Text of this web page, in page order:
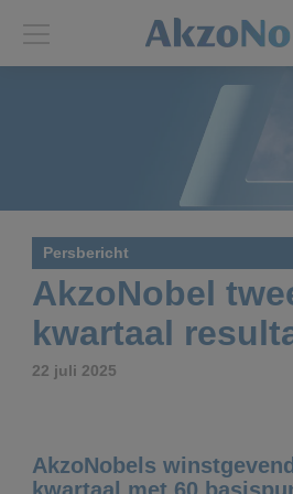
About us
Annual report
Brands
Investors
Shares and ADRs
Results center
Persbericht
AkzoNobel
kwartaal
22 juli 2025
AkzoNobels